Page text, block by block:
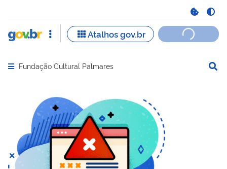
Abrir menu principal de navegação
Fundação Cultural Palmares